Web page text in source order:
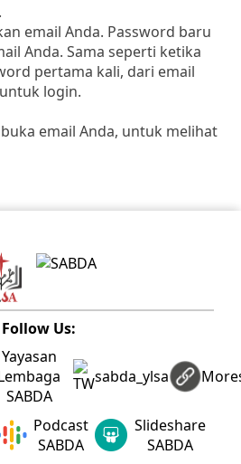
email Anda. Password baru
Anda. Sama seperti ketika
pertama kali, dari email
login.
email Anda, untuk melihat
Follow Us:
Yayasan
SABDA
sabda_ylsa
Podcast
SABDA
Slideshare
SABDA